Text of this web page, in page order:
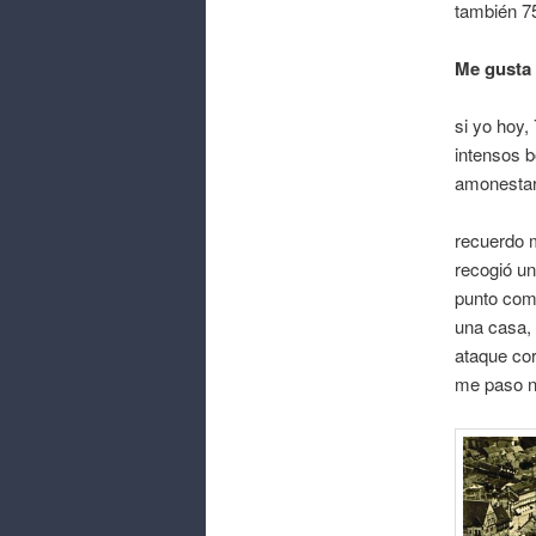
también
Me
si yo hoy,
intensos
recuerdo
recogió
punto
una
ataque
me paso